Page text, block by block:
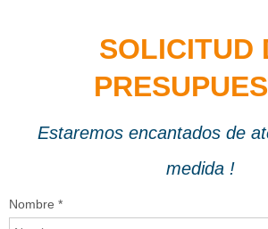
Bahia Principe
Baleares
SOLICITUD
Estaremos encantados de
medida !
Nombre *
Nombre *